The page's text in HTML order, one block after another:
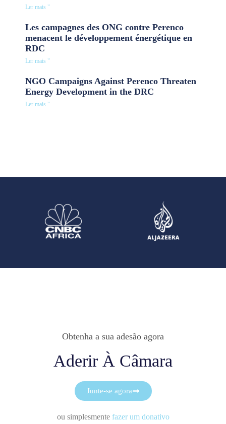
Ler mais "
Les campagnes des ONG contre Perenco
menacent le développement énergétique en
RDC
Ler mais "
NGO Campaigns Against Perenco Threaten
Energy Development in the DRC
Ler mais "
Obtenha a sua adesão agora
Aderir À Câmara
Junte-se agora
ou simplesmente fazer um donativo